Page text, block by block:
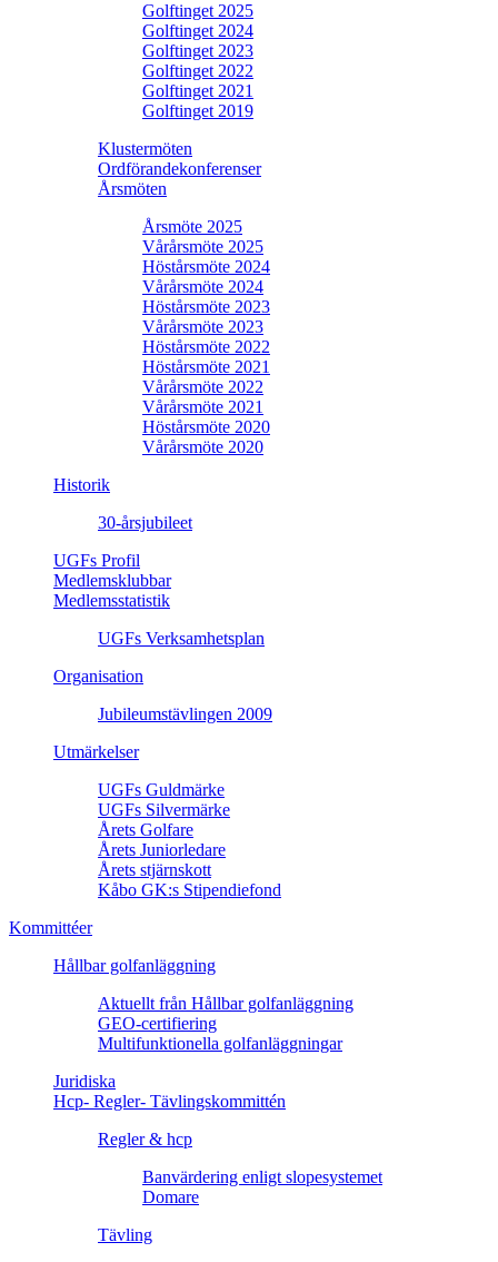
Golftinget 2025
Golftinget 2024
Golftinget 2023
Golftinget 2022
Golftinget 2021
Golftinget 2019
Klustermöten
Ordförandekonferenser
Årsmöten
Årsmöte 2025
Vårårsmöte 2025
Höstårsmöte 2024
Vårårsmöte 2024
Höstårsmöte 2023
Vårårsmöte 2023
Höstårsmöte 2022
Höstårsmöte 2021
Vårårsmöte 2022
Vårårsmöte 2021
Höstårsmöte 2020
Vårårsmöte 2020
Historik
30-årsjubileet
UGFs Profil
Medlemsklubbar
Medlemsstatistik
UGFs Verksamhetsplan
Organisation
Jubileumstävlingen 2009
Utmärkelser
UGFs Guldmärke
UGFs Silvermärke
Årets Golfare
Årets Juniorledare
Årets stjärnskott
Kåbo GK:s Stipendiefond
Kommittéer
Hållbar golfanläggning
Aktuellt från Hållbar golfanläggning
GEO-certifiering
Multifunktionella golfanläggningar
Juridiska
Hcp- Regler- Tävlingskommittén
Regler & hcp
Banvärdering enligt slopesystemet
Domare
Tävling